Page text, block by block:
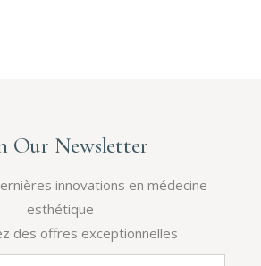
Our Newsletter
innovations en médecine
esthétique
des offres exceptionnelles